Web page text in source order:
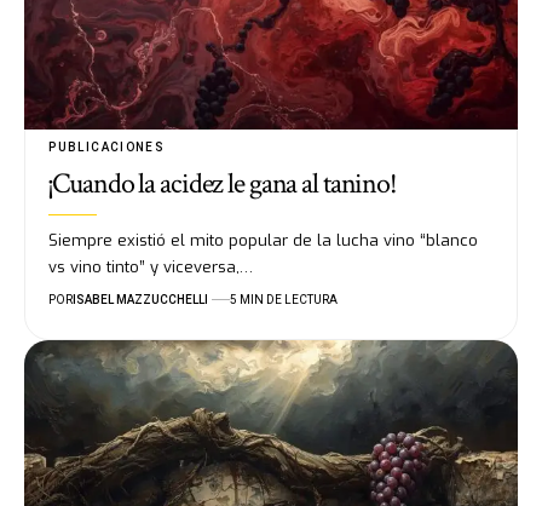
PUBLICACIONES
¡Cuando la acidez le gana al tanino!
Siempre existió el mito popular de la lucha vino “blanco
vs vino tinto” y viceversa,…
POR ISABEL MAZZUCCHELLI 5 MIN DE LECTURA